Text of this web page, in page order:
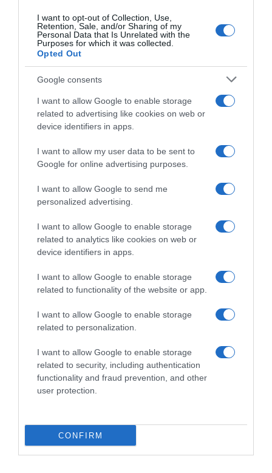
I want to opt-out of Collection, Use,
Retention, Sale, and/or Sharing of my
Personal Data that Is Unrelated with the
Purposes for which it was collected.
Opted Out
Google consents
I want to allow Google to enable storage
related to advertising like cookies on web or
device identifiers in apps.
I want to allow my user data to be sent to
Google for online advertising purposes.
I want to allow Google to send me
personalized advertising.
I want to allow Google to enable storage
related to analytics like cookies on web or
device identifiers in apps.
I want to allow Google to enable storage
related to functionality of the website or app.
I want to allow Google to enable storage
related to personalization.
I want to allow Google to enable storage
related to security, including authentication
functionality and fraud prevention, and other
user protection.
CONFIRM
DEBATES
Μπαίνουμε σε περίοδο αυξημένης έντασης
στα ελληνοτουρκικά;
Eurovision 2026: Σας κέρδισε ο Ακύλας με
την εμφάνισή του;